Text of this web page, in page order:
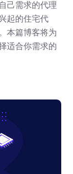
己需求的代理
起的住宅代
本篇博客将为
适合你需求的